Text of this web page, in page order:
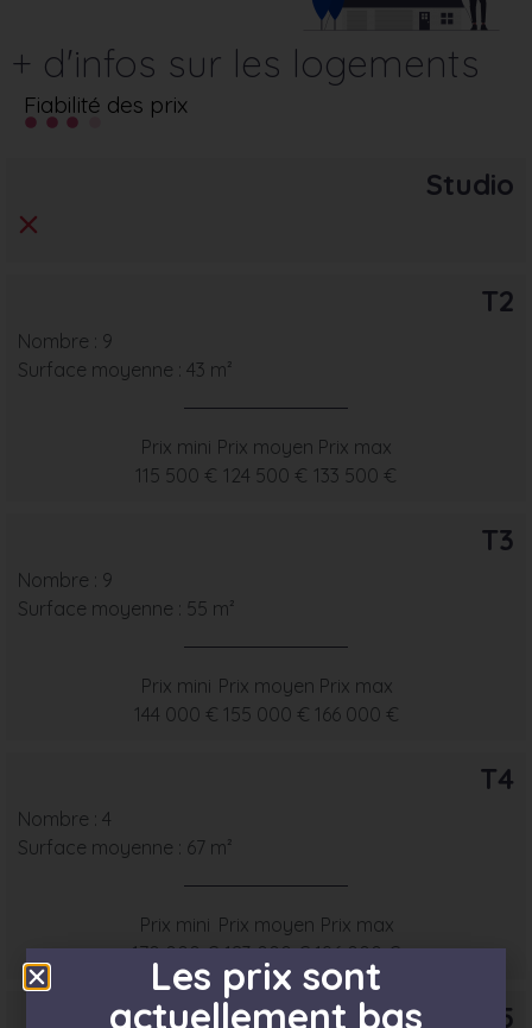
+ d'infos sur les logements
Fiabilité des prix
Studio
T2
Nombre : 9
Surface moyenne : 43 m²
Prix mini
115 500 €
Prix moyen
124 500 €
Prix max
133 500 €
T3
Nombre : 9
Surface moyenne : 55 m²
Prix mini
144 000 €
Prix moyen
155 000 €
Prix max
166 000 €
T4
Nombre : 4
Surface moyenne : 67 m²
Prix mini
170 000 €
Prix moyen
183 000 €
Prix max
196 000 €
T5
Les prix sont
actuellement bas